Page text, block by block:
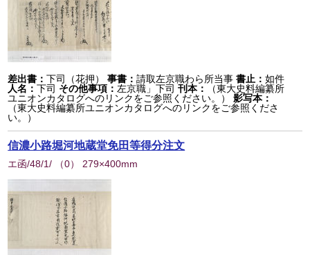
差出書：下司（花押） 事書：請取左京職わら所当事書止：如件
人名：下司 その他事項： 左京職」下司刊本：
（東大史料編纂所
ユニオンカタログへのリンクをご参照ください。）
影写本：
（東大史料編纂所ユニオンカタログへのリンクをご参照くださ
い。）
信濃小路堀河地蔵堂免田等得分注文
エ函/48/1/ （0） 279×400mm